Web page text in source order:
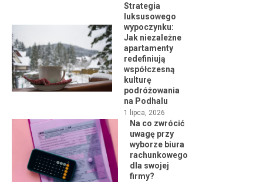
Strategia
luksusowego
wypoczynku:
Jak niezależne
apartamenty
redefiniują
współczesną
kulturę
podróżowania
na Podhalu
1 lipca, 2026
Na co zwrócić
uwagę przy
wyborze biura
rachunkowego
dla swojej
firmy?